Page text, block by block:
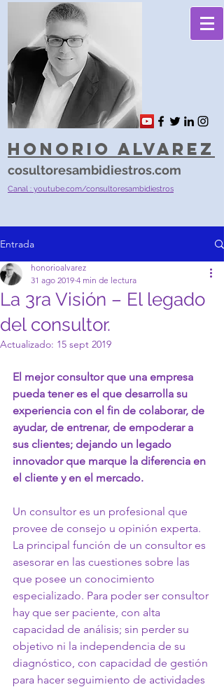
Honorio Alvarez
cosultoresambidiestros.com
Canal : youtube.com/consultoresambidiestros
Entrada
La 3ra Visión – El legado
del consultor.
honorioalvarez
31 ago 2019 4 min de lectura
Actualizado: 15 sept 2019
El mejor consultor que una empresa
pueda tener es el que desarrolla su
experiencia con el fin de colaborar, de
ayudar, de entrenar, de empoderar a
sus clientes; dejando un legado
innovador que marque la diferencia en
el cliente y en el mercado.
Un consultor es un profesional que
provee de consejo u opinión experta.
La principal función de un consultor es
asesorar en las cuestiones sobre las
que posee un conocimiento
especializado. Para poder ser consultor
hay que ser paciente, con alta
capacidad de análisis; sin perder su
objetivo ni la independencia de su
diagnóstico, con capacidad de gestión
para hacer seguimiento de actividades